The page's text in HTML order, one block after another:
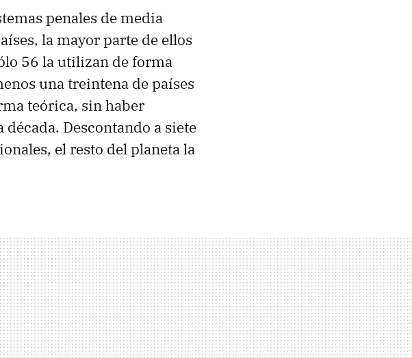
penales de media
la mayor parte de ellos
56 la utilizan de forma
una treintena de países
teórica, sin haber
Descontando a siete
el resto del planeta la